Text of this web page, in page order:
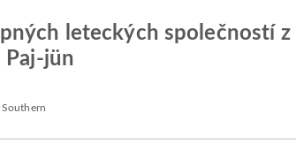
leteckých společností
Paj-jün